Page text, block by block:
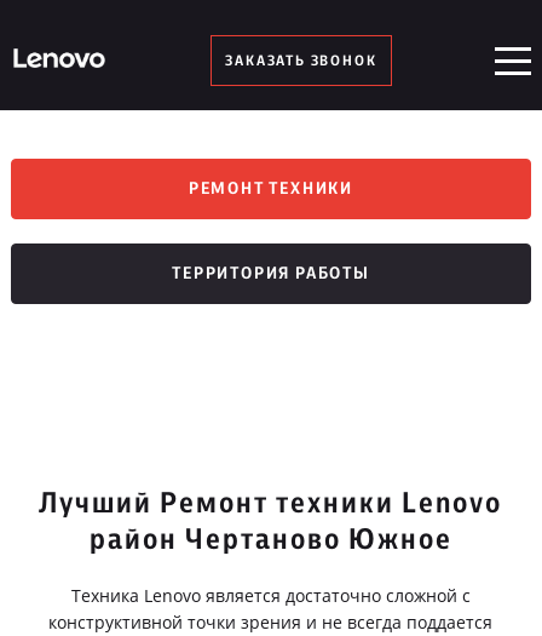
ЗАКАЗАТЬ ЗВОНОК
РЕМОНТ ТЕХНИКИ
ТЕРРИТОРИЯ РАБОТЫ
Лучший Ремонт техники Lenovo
район Чертаново Южное
Техника Lenovo является достаточно сложной с
конструктивной точки зрения и не всегда поддается